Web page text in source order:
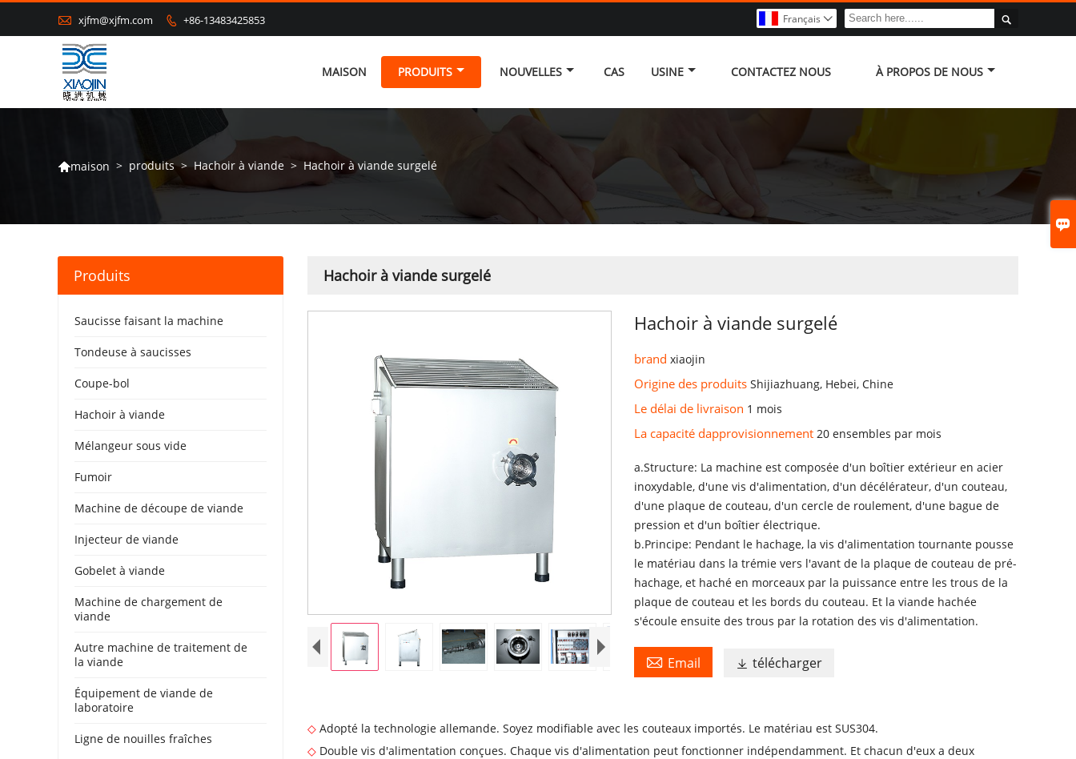

 xjfm@xjfm.com  +86-13483425853 
Français 
MAISON PRODUITS NOUVELLES CAS USINE CONTACTEZ NOUS À PROPOS DE NOUS
maison > produits > Hachoir à viande > Hachoir à viande surgelé
Hachoir à viande surgelé
Hachoir à viande surgelé
brandxiaojin
Origine des produitsShijiazhuang, Hebei, Chine
Le délai de livraison 1 mois
La capacité dapprovisionnement 20 ensembles par mois
a.Structure: La machine est composée d'un boîtier extérieur en acier
inoxydable, d'une vis d'alimentation, d'un décélérateur, d'un couteau,
d'une plaque de couteau, d'un cercle de roulement, d'une bague de
pression et d'un boîtier électrique.
b.Principe: Pendant le hachage, la vis d'alimentation tournante pousse
le matériau dans la trémie vers l'avant de la plaque de couteau de pré-
hachage, et haché en morceaux par la puissance entre les trous de la
plaque de couteau et les bords du couteau. Et la viande hachée
s'écoule ensuite des trous par la rotation des vis d'alimentation.
 Email  télécharger
◇ Adopté la technologie allemande. Soyez modifiable avec les couteaux importés. Le matériau est SUS304.
◇ Double vis d'alimentation conçues. Chaque vis d'alimentation peut fonctionner indépendamment. Et chacun d'eux a deux
Produits
Saucisse faisant la machine
Tondeuse à saucisses
Coupe-bol
Hachoir à viande
Mélangeur sous vide
Fumoir
Machine de découpe de viande
Injecteur de viande
Gobelet à viande
Machine de chargement de
viande
Autre machine de traitement de
la viande
Équipement de viande de
laboratoire
Ligne de nouilles fraîches